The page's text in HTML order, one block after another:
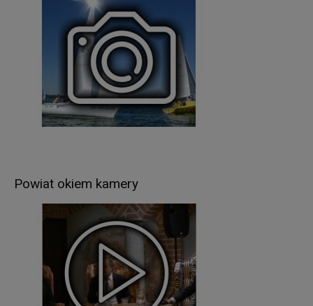
Powiat okiem kamery
umowa zawarta między Panią/Panem a
Administratorem (art. 6 ust.1 lit. b RODO),
udzielona przez Panią/Pana zgoda na
przetwarzanie danych osobowych – np. w celu
rekrutacji (art. 6 ust.1 lit. a RODO).
W związku z przetwarzaniem danych w celach
wskazanych w pkt 3,Pani/Pana
mogą być udostępniane innym odbiorcom lub
organy władzy publicznej oraz podmioty
wykonujące zadania publiczne lub działające na
zlecenie organów władzy publicznej, w zakresie i
w celach, które wynikają z przepisów powszechnie
obowiązującego prawa (np. podmioty
kontrolujące, sądy, policja itp.);
inne podmioty, które na podstawie stosownych